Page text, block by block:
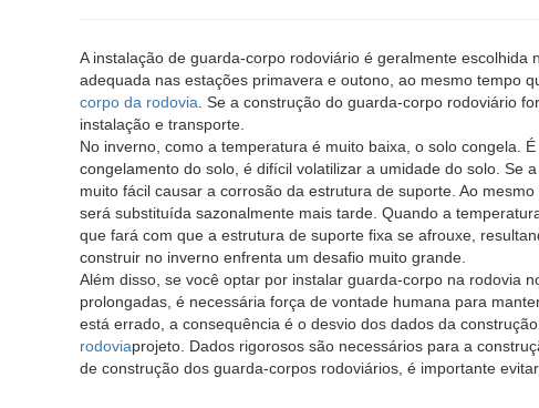
A instalação de guarda-corpo rodoviário é geralmente
adequada nas estações primavera e outono, ao mesmo tempo
corpo da rodovia . Se a construção do guarda-corpo rodoviário
instalação e transporte.
No inverno, como a temperatura é muito baixa, o solo congela.
congelamento do solo, é difícil volatilizar a umidade do solo. Se
muito fácil causar a corrosão da estrutura de suporte. Ao
será substituída sazonalmente mais tarde. Quando a
que fará com que a estrutura de suporte fixa se afrouxe,
construir no inverno enfrenta um desafio muito grande.
Além disso, se você optar por instalar guarda-corpo na rodovia
prolongadas, é necessária força de vontade humana para
está errado, a consequência é o desvio dos dados da
rodoviaprojeto. Dados rigorosos são necessários para a
de construção dos guarda-corpos rodoviários, é importante